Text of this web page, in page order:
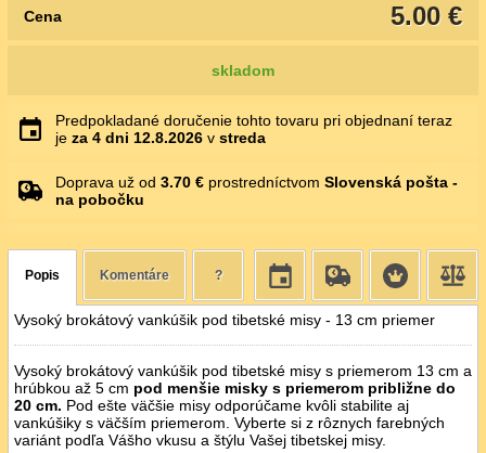
5.00 €
Cena
skladom
Predpokladané doručenie tohto tovaru pri objednaní teraz
je za 4 dni 12.8.2026 v streda
Doprava už od 3.70 € prostredníctvom Slovenská pošta -
na pobočku
Popis Komentáre ?
Vysoký brokátový vankúšik pod tibetské misy - 13 cm priemer
Vysoký brokátový vankúšik pod tibetské misy s priemerom 13 cm a
hrúbkou až 5 cm pod menšie misky s priemerom približne do
20 cm. Pod ešte väčšie misy odporúčame kvôli stabilite aj
vankúšiky s väčším priemerom. Vyberte si z rôznych farebných
variánt podľa Vášho vkusu a štýlu Vašej tibetskej misy.